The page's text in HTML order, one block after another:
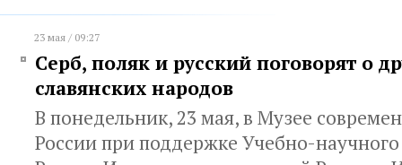
23 мая / 09:27
Серб, поляк и русский поговорят о
славянских народов
В понедельник, 23 мая, в Музее
России при поддержке Учебно-